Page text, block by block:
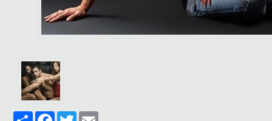
Share FacebookTwitter